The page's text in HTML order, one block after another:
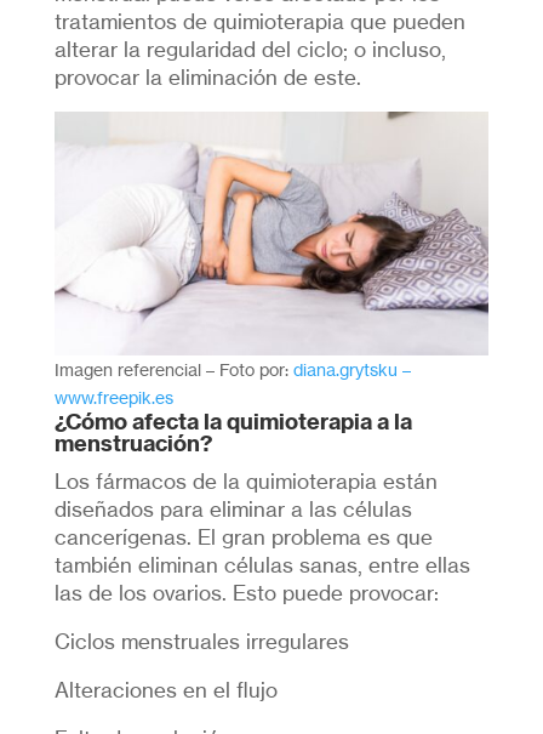
tratamientos de quimioterapia que pueden
alterar la regularidad del ciclo; o incluso,
provocar la eliminación de este.
Imagen referencial – Foto por: diana.grytsku –
www.freepik.es
¿Cómo afecta la quimioterapia a la
menstruación?
Los fármacos de la quimioterapia están
diseñados para eliminar a las células
cancerígenas. El gran problema es que
también eliminan células sanas, entre ellas
las de los ovarios. Esto puede provocar:
Ciclos menstruales irregulares
Alteraciones en el flujo